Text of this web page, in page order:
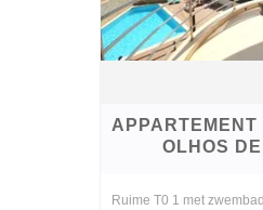
APPARTEMENT
OLHOS
Ruime T0 1 met